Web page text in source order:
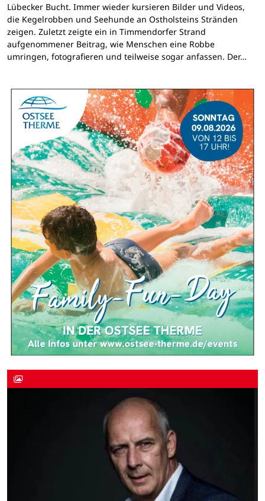
Lübecker Bucht. Immer wieder kursieren Bilder und Videos,
die Kegelrobben und Seehunde an Ostholsteins Stränden
zeigen. Zuletzt zeigte ein in Timmendorfer Strand
aufgenommener Beitrag, wie Menschen eine Robbe
umringen, fotografieren und teilweise sogar anfassen. Der…